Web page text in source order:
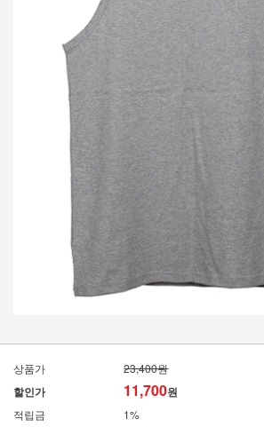
상품가 23,400원
할인가 11,700원
적립금
1%